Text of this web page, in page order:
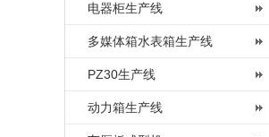
电器柜生产线
多媒体箱水表箱生产线
PZ30生产线
动力箱生产线